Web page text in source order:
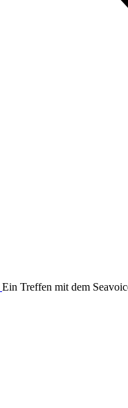
Ein Treffen mit dem